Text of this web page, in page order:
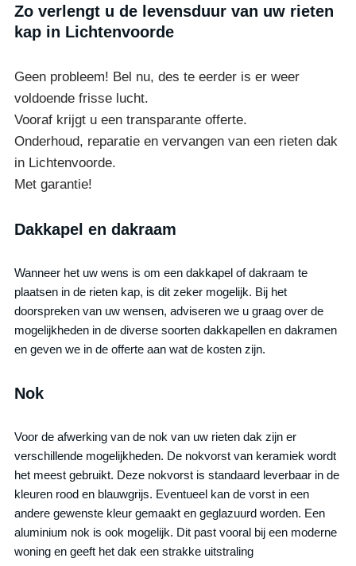
Zo verlengt u de levensduur van uw rieten
kap in Lichtenvoorde
Geen probleem! Bel nu, des te eerder is er weer
voldoende frisse lucht.
Vooraf krijgt u een transparante offerte.
Onderhoud, reparatie en vervangen van een rieten dak
in Lichtenvoorde.
Met garantie!
Dakkapel en dakraam
Wanneer het uw wens is om een dakkapel of dakraam te
plaatsen in de rieten kap, is dit zeker mogelijk. Bij het
doorspreken van uw wensen, adviseren we u graag over de
mogelijkheden in de diverse soorten dakkapellen en dakramen
en geven we in de offerte aan wat de kosten zijn.
Nok
Voor de afwerking van de nok van uw rieten dak zijn er
verschillende mogelijkheden. De nokvorst van keramiek wordt
het meest gebruikt. Deze nokvorst is standaard leverbaar in de
kleuren rood en blauwgrijs. Eventueel kan de vorst in een
andere gewenste kleur gemaakt en geglazuurd worden. Een
aluminium nok is ook mogelijk. Dit past vooral bij een moderne
woning en geeft het dak een strakke uitstraling